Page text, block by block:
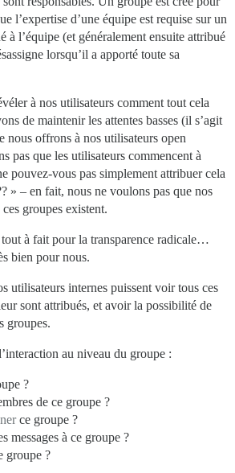
l’expertise d’une équipe est requise sur un
à l’équipe (et généralement ensuite attribué
lorsqu’il a apporté toute sa
à nos utilisateurs comment tout cela
de maintenir les attentes basses (il s’agit
nous offrons à nos utilisateurs open
pas que les utilisateurs commencent à
pouvez-vous pas simplement attribuer cela
» – en fait, nous ne voulons pas que nos
groupes existent.
à fait pour la transparence radicale…
bien pour nous.
utilisateurs internes puissent voir tous ces
sont attribués, et avoir la possibilité de
groupes.
au niveau du groupe :
?
de ce groupe ?
ce groupe ?
messages à ce groupe ?
groupe ?